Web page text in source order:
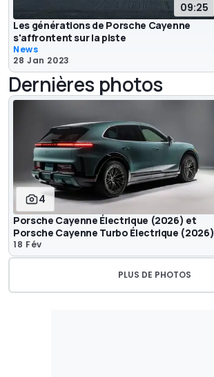
09:25
Les générations de Porsche Cayenne
s'affrontent sur la piste
News
28 Jan 2023
Dernières photos
4
Porsche Cayenne Électrique (2026) et
Porsche Cayenne Turbo Électrique (2026)
18 Fév
PLUS DE PHOTOS